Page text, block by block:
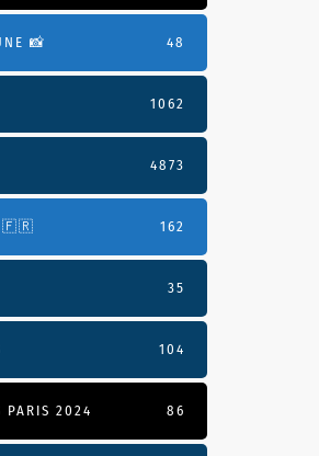
📸 48
1062
4873
! 🇫🇷 162
35
104
PARIS 2024 86